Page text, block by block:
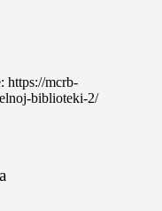
https://mcrb-
biblioteki-2/